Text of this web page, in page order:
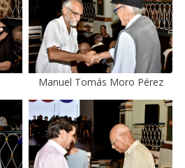
Manuel Tomás Moro Pérez